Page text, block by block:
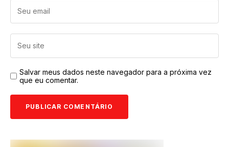
Salvar meus dados neste navegador para a próxima vez
que eu comentar.